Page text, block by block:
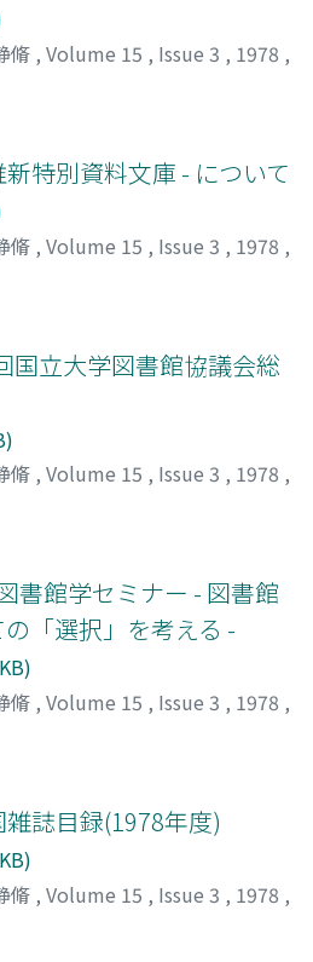
脩 , Volume 15 , Issue 3 , 1978 ,
特別資料文庫 - について
脩 , Volume 15 , Issue 3 , 1978 ,
国立大学図書館協議会総
脩 , Volume 15 , Issue 3 , 1978 ,
書館学セミナー - 図書館
「選択」を考える -
脩 , Volume 15 , Issue 3 , 1978 ,
誌目録(1978年度)
脩 , Volume 15 , Issue 3 , 1978 ,